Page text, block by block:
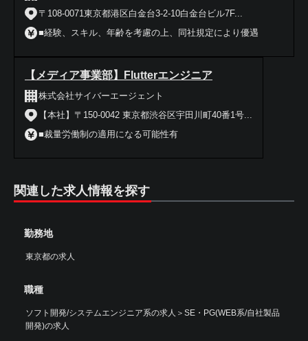
〒108-0071東京都港区白金台3-2-10白金台ビル7F...
■経験、スキル、年齢を考慮の上、同社規定により優遇
【メディア事業部】Flutterエンジニア
株式会社サイバーエージェント
【本社】〒150-0042 東京都渋谷区宇田川町40番1号...
■裁量労働制の適用になる可能性有
関連した求人情報を探す
勤務地
東京都の求人
職種
ソフト開発/システムエンジニア系の求人 ＞ SE・PG(WEB系/自社製品
開発)の求人